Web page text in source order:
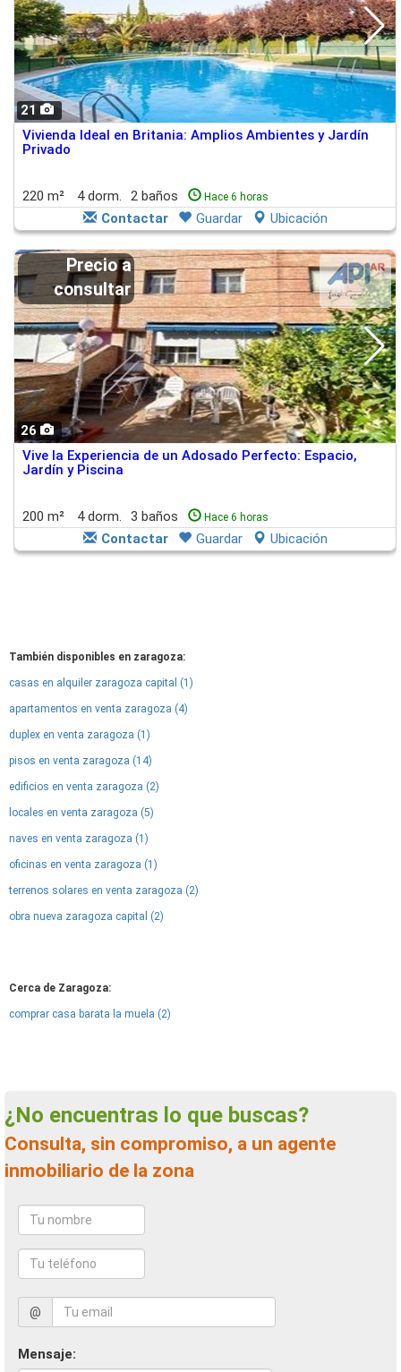
21
Vivienda Ideal en Britania: Amplios Ambientes y Jardín
Privado
220 m² 4 dorm. 2 baños Hace 6 horas
Contactar Guardar Ubicación
26
Precio a
consultar
Vive la Experiencia de un Adosado Perfecto: Espacio,
Jardín y Piscina
200 m² 4 dorm. 3 baños Hace 6 horas
Contactar Guardar Ubicación
También disponibles en zaragoza:
casas en alquiler zaragoza capital (1)
apartamentos en venta zaragoza (4)
duplex en venta zaragoza (1)
pisos en venta zaragoza (14)
edificios en venta zaragoza (2)
locales en venta zaragoza (5)
naves en venta zaragoza (1)
oficinas en venta zaragoza (1)
terrenos solares en venta zaragoza (2)
obra nueva zaragoza capital (2)
Cerca de Zaragoza:
comprar casa barata la muela (2)
¿No encuentras lo que buscas?
Consulta, sin compromiso, a un agente
inmobiliario de la zona
@
Mensaje: